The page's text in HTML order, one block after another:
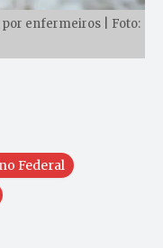
enfermeiros | Foto:
Federal